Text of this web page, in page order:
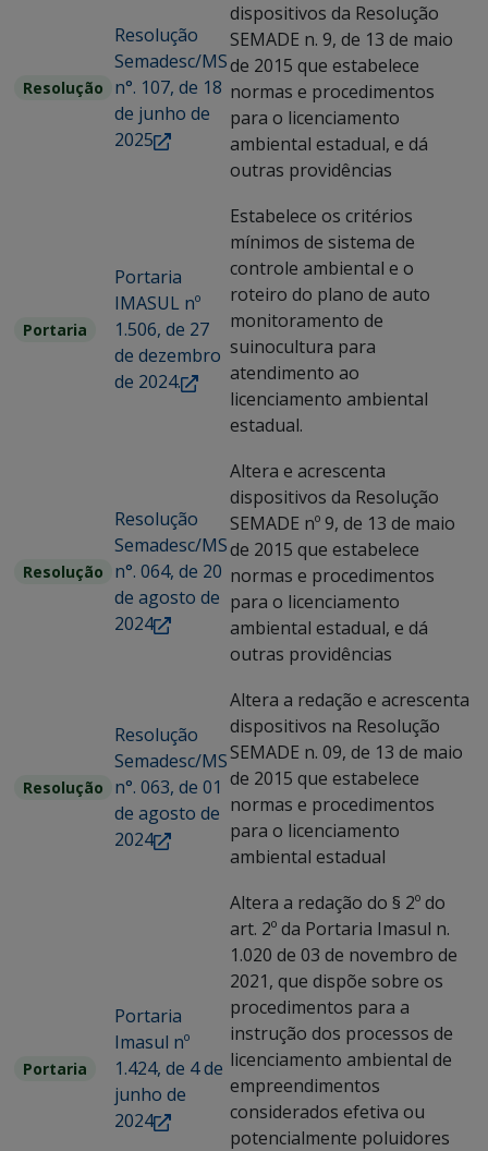
Resolução
Resolução
Semadesc/MS
n°. 107, de 18
de junho de
2025
dispositivos da Resolução
SEMADE n. 9, de 13 de maio
de 2015 que estabelece
normas e procedimentos
para o licenciamento
ambiental estadual, e dá
outras providências
Portaria
Portaria
IMASUL nº
1.506, de 27
de dezembro
de 2024.
Estabelece os critérios
mínimos de sistema de
controle ambiental e o
roteiro do plano de auto
monitoramento de
suinocultura para
atendimento ao
licenciamento ambiental
estadual.
Resolução
Resolução
Semadesc/MS
n°. 064, de 20
de agosto de
2024
Altera e acrescenta
dispositivos da Resolução
SEMADE nº 9, de 13 de maio
de 2015 que estabelece
normas e procedimentos
para o licenciamento
ambiental estadual, e dá
outras providências
Resolução
Resolução
Semadesc/MS
n°. 063, de 01
de agosto de
2024
Altera a redação e acrescenta
dispositivos na Resolução
SEMADE n. 09, de 13 de maio
de 2015 que estabelece
normas e procedimentos
para o licenciamento
ambiental estadual
Portaria
Portaria
Imasul nº
1.424, de 4 de
junho de
2024
Altera a redação do § 2º do
art. 2º da Portaria Imasul n.
1.020 de 03 de novembro de
2021, que dispõe sobre os
procedimentos para a
instrução dos processos de
licenciamento ambiental de
empreendimentos
considerados efetiva ou
potencialmente poluidores